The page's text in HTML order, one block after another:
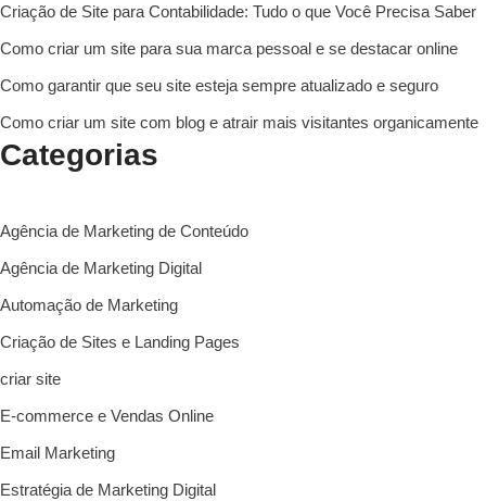
Criação de Site para Contabilidade: Tudo o que Você Precisa Saber
Como criar um site para sua marca pessoal e se destacar online
Como garantir que seu site esteja sempre atualizado e seguro
Como criar um site com blog e atrair mais visitantes organicamente
Categorias
Agência de Marketing de Conteúdo
Agência de Marketing Digital
Automação de Marketing
Criação de Sites e Landing Pages
criar site
E-commerce e Vendas Online
Email Marketing
Estratégia de Marketing Digital